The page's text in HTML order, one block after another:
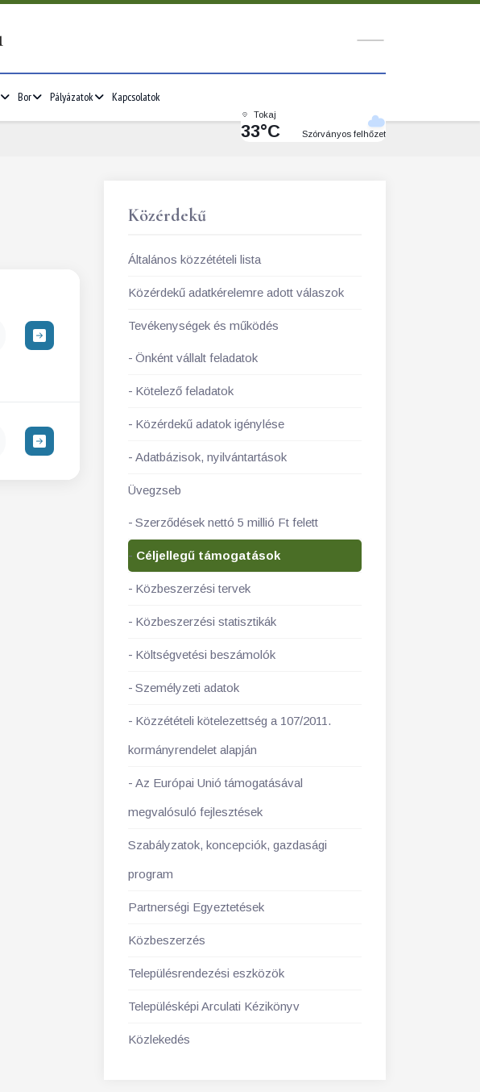
Bor Pályázatok Kapcsolatok
Tokaj
33°C Szórványos felhőzet
Közérdekű
Általános közzétételi lista
Közérdekű adatkérelemre adott válaszok
Tevékenységek és működés
Önként vállalt feladatok
Kötelező feladatok
Közérdekű adatok igénylése
Adatbázisok, nyilvántartások
Üvegzseb
Szerződések nettó 5 millió Ft felett
Céljellegű támogatások
Közbeszerzési tervek
Közbeszerzési statisztikák
Költségvetési beszámolók
Személyzeti adatok
Közzétételi kötelezettség a 107/2011.
kormányrendelet alapján
Az Európai Unió támogatásával
megvalósuló fejlesztések
Szabályzatok, koncepciók, gazdasági
program
Partnerségi Egyeztetések
Közbeszerzés
Településrendezési eszközök
Településképi Arculati Kézikönyv
Közlekedés